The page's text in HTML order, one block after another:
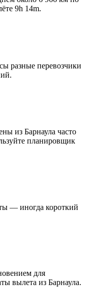
9h 14m.
разные перевозчики
из Барнаула часто
планировщик
— иногда короткий
для
вылета из Барнаула.